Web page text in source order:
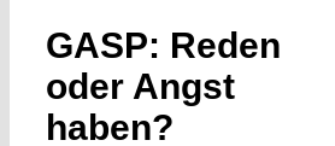
Verfassungs
editorial
GASP: Reden
oder Angst
haben?